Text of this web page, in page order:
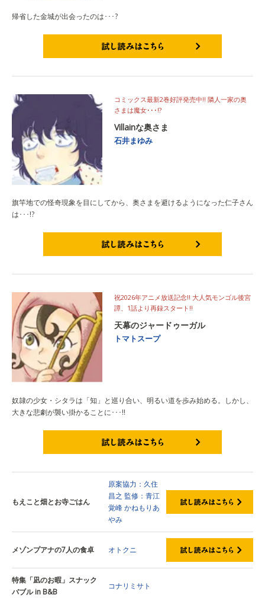
帰省した金城が出会ったのは･･･?
コミックス最新2巻好評発売中!! 隣人一家の奥
さまは魔女･･･!?
Villainな奥さま
石井まゆみ
旗竿地での怪奇現象を目にしてから、奥さまを避けるようになった仁子さん
は･･･!?
祝2026年アニメ放送記念!! 大人気モンゴル後宮
譚、1話より再録スタート!!
天幕のジャードゥーガル
トマトスープ
奴隷の少女・シタラは「知」と巡り合い、明るい道を歩み始める。しかし、
大きな悲劇が襲い掛かることに･･･!!
もえこと畑とお寺ごはん
原案協力：久住
昌之 監修：青江
覚峰かねもりあ
やみ
メゾンプアナの7人の食卓 オトクニ
特集「凪のお暇」スナック
バブル in B&B
コナリミサト